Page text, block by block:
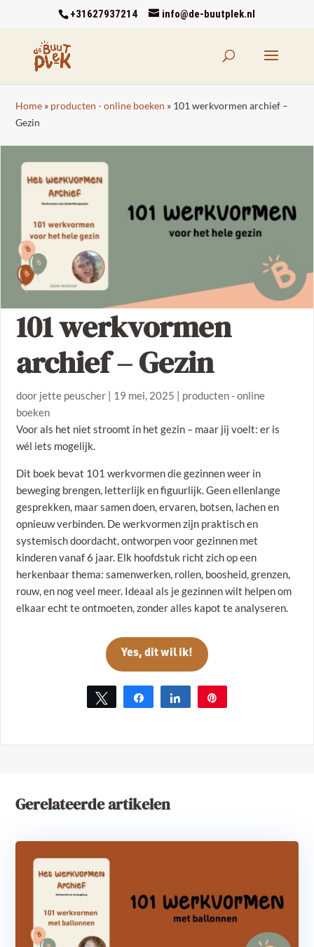
+31627937214 info@de-buutplek.nl
Home » producten - online boeken » 101 werkvormen archief –
Gezin
101 werkvormen
archief – Gezin
door jette peuscher | 19 mei, 2025 | producten - online
boeken
Voor als het niet stroomt in het gezin – maar jij voelt: er is
wél iets mogelijk.
Dit boek bevat 101 werkvormen die gezinnen weer in
beweging brengen, letterlijk en figuurlijk. Geen ellenlange
gesprekken, maar samen doen, ervaren, botsen, lachen en
opnieuw verbinden. De werkvormen zijn praktisch en
systemisch doordacht, ontworpen voor gezinnen met
kinderen vanaf 6 jaar. Elk hoofdstuk richt zich op een
herkenbaar thema: samenwerken, rollen, boosheid, grenzen,
rouw, en nog veel meer. Ideaal als je gezinnen wilt helpen om
elkaar echt te ontmoeten, zonder alles kapot te analyseren.
Yes, dit wil ik!
Tweet Share Share
Gerelateerde artikelen